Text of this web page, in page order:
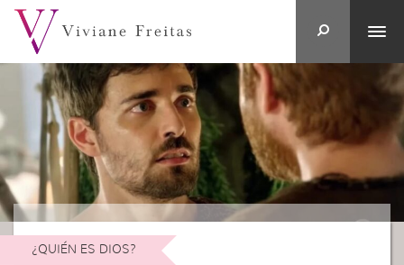
¿QUIÉN ES DIOS?